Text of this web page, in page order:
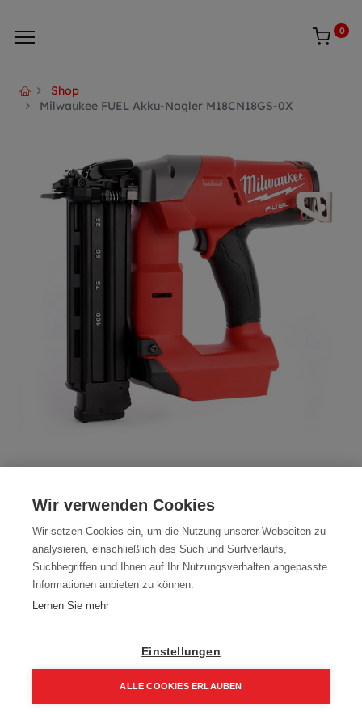
0
Shop
Milwaukee FUEL Akku-Nagler M18CN18GS-0X
M18CN18GS-0X
Artikelnummer:4933451959
Typ: M18CN18GS-0X
349,35€ 411,00€
419,22 € inkl. Mwst
Wir verwenden Cookies
Wir setzen Cookies ein, um die Nutzung unserer Webseiten zu
analysieren, einschließlich des Such und Surfverlaufs,
Suchbegriffen und Ihnen auf Ihr Nutzungsverhalten angepasste
Informationen anbieten zu können.
Lernen Sie mehr
Einstellungen
ALLE COOKIES ERLAUBEN